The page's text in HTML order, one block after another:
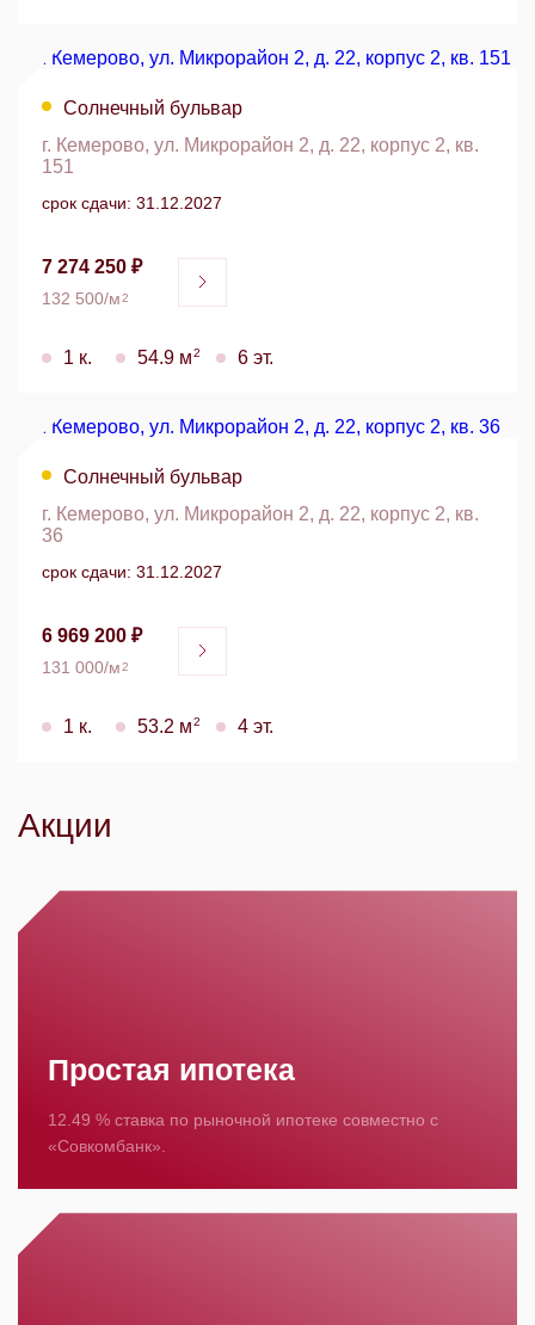
Солнечный бульвар
г. Кемерово, ул. Микрорайон 2, д. 22, корпус 2, кв.
151
срок сдачи: 31.12.2027
7 274 250 ₽
132 500/м2
1 к. 54.9 м2 6 эт.
Солнечный бульвар
г. Кемерово, ул. Микрорайон 2, д. 22, корпус 2, кв.
36
срок сдачи: 31.12.2027
6 969 200 ₽
131 000/м2
1 к. 53.2 м2 4 эт.
Акции
Простая ипотека
12.49 % ставка по рыночной ипотеке совместно с
«Совкомбанк».